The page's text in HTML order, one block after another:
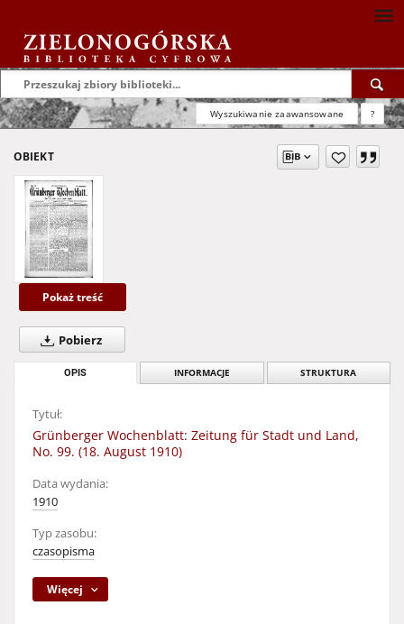
Wyszukiwanie zaawansowane ?
OBIEKT
Pokaż treść
Pobierz
OPIS INFORMACJE STRUKTURA
Tytuł:
Grünberger Wochenblatt: Zeitung für Stadt und Land,
No. 99. (18. August 1910)
Data wydania:
1910
Typ zasobu:
czasopisma
Więcej